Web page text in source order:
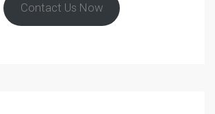
Contact Us Now